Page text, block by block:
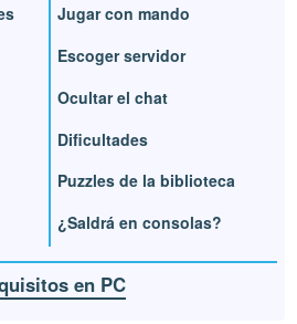
Jugar con mando
Escoger servidor
Ocultar el chat
Dificultades
Puzzles de la biblioteca
¿Saldrá en consolas?
en PC